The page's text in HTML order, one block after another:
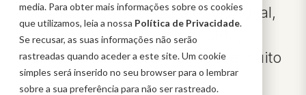
media. Para obter mais informações sobre os cookies
que utilizamos, leia a nossa Política de Privacidade.
Se recusar, as suas informações não serão
rastreadas quando aceder a este site. Um cookie
simples será inserido no seu browser para o lembrar
sobre a sua preferência para não ser rastreado.
Novidades sobre Estratégia Digital,
Inbound Marketing, CRM,
funcionalidades do HubSpot e muito
mais